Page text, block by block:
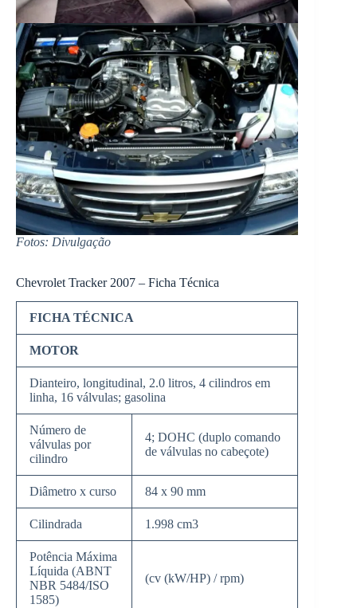
Fotos: Divulgação
Chevrolet Tracker 2007 – Ficha Técnica
FICHA TÉCNICA
MOTOR
Dianteiro, longitudinal, 2.0 litros, 4 cilindros em
linha, 16 válvulas; gasolina
Número de
válvulas por
cilindro
4; DOHC (duplo comando
de válvulas no cabeçote)
Diâmetro x curso 84 x 90 mm
Cilindrada 1.998 cm3
Potência Máxima
Líquida (ABNT
NBR 5484/ISO
1585)
(cv (kW/HP) / rpm)